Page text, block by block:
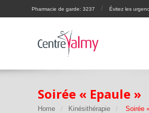
Soirée « Epaule »
Home Kinésithérapie Soirée
Pharmacie de garde: 3237 / Évitez les